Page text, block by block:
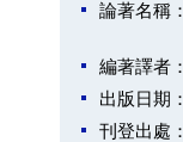
論著名稱：
編著譯者：
出版日期：
刊登出處：